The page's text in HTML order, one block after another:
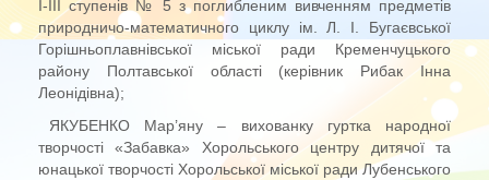
І-ІІІ ступенів № 5 з поглибленим вивченням предметів
природничо-математичного циклу ім. Л. І. Бугаєвської
Горішньоплавнівської міської ради Кременчуцького
району Полтавської області (керівник Рибак Інна
Леонідівна);
ЯКУБЕНКО Мар’яну – вихованку гуртка народної
творчості «Забавка» Хорольського центру дитячої та
юнацької творчості Хорольської міської ради Лубенського